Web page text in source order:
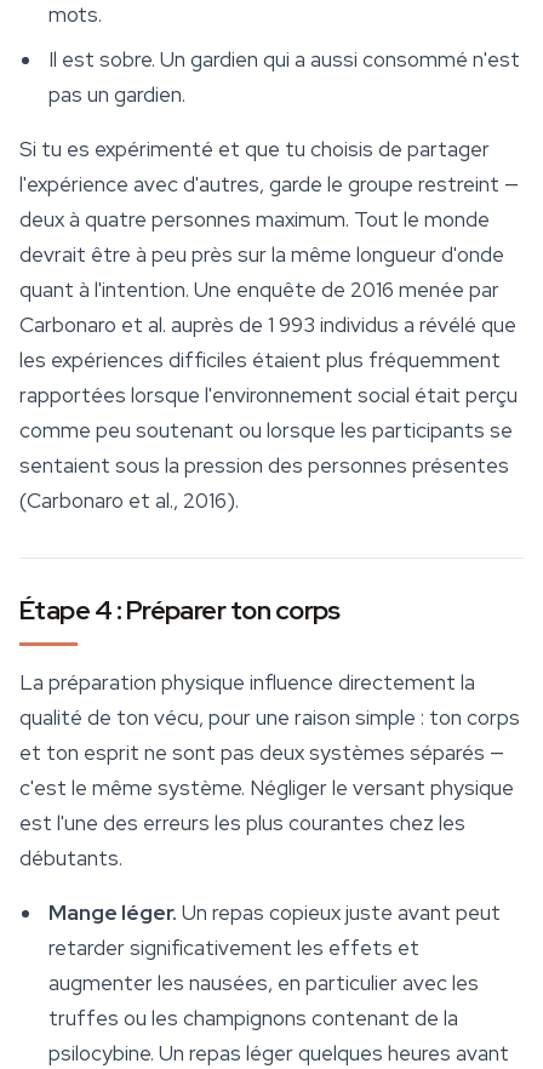
mots.
Il est sobre. Un gardien qui a aussi consommé n'est
pas un gardien.
Si tu es expérimenté et que tu choisis de partager
l'expérience avec d'autres, garde le groupe restreint —
deux à quatre personnes maximum. Tout le monde
devrait être à peu près sur la même longueur d'onde
quant à l'intention. Une enquête de 2016 menée par
Carbonaro et al. auprès de 1 993 individus a révélé que
les expériences difficiles étaient plus fréquemment
rapportées lorsque l'environnement social était perçu
comme peu soutenant ou lorsque les participants se
sentaient sous la pression des personnes présentes
(Carbonaro et al., 2016).
Étape 4 : Préparer ton corps
La préparation physique influence directement la
qualité de ton vécu, pour une raison simple : ton corps
et ton esprit ne sont pas deux systèmes séparés —
c'est le même système. Négliger le versant physique
est l'une des erreurs les plus courantes chez les
débutants.
Mange léger. Un repas copieux juste avant peut
retarder significativement les effets et
augmenter les nausées, en particulier avec les
truffes ou les champignons contenant de la
psilocybine. Un repas léger quelques heures avant